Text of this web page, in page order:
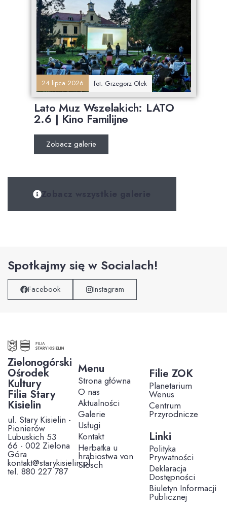
24 lipca 2026 fot. Grzegorz Olek
Lato Muz Wszelakich: LATO
2.6 | Kino Familijne
Zobacz galerie
Spotkajmy się w Socialach!
Facebook Instagram
Zielonogórski
Ośrodek
Kultury
Filia Stary
Kisielin
ul. Stary Kisielin -
Pionierów
Lubuskich 53
66 - 002 Zielona
Góra
kontakt@starykisielin.pl
tel. 880 227 787
Menu
Strona główna
O nas
Aktualności
Galerie
Usługi
Kontakt
Herbatka u
hrabiostwa von
Stosch
Filie ZOK
Planetarium
Wenus
Centrum
Przyrodnicze
Linki
Polityka
Prywatności
Deklaracja
Dostępności
Biuletyn Informacji
Publicznej